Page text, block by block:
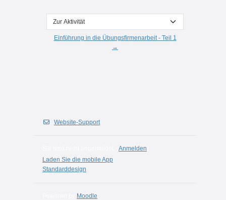
Zur Aktivität
Einführung in die Übungsfirmenarbeit - Teil 1
→
Website-Support
Anmelden
Laden Sie die mobile App
Standarddesign
Moodle